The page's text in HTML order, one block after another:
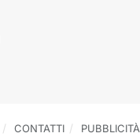
CONTATTI PUBBLICITÀ